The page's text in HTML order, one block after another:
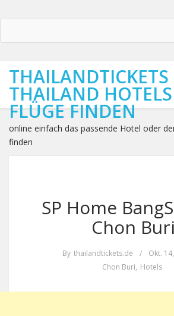
THAILANDTICKETS
THAILAND
FLÜGE FINDEN
online einfach das passende Hotel oder
finden
SP Home
Chon Buri
By thailandtickets.de / Okt.
Chon Buri, Hotels